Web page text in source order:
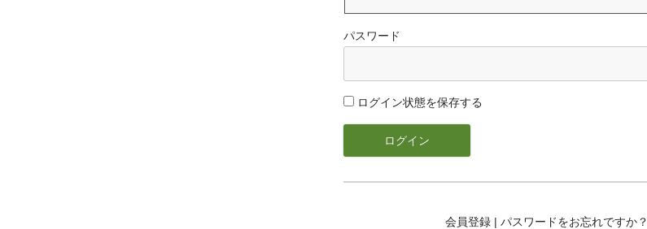
パスワード
ログイン状態を保存する
会員登録 | パスワードをお忘れですか？